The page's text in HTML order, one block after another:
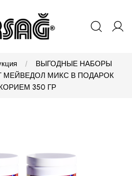
ВЫГОДНЫЕ НАБОРЫ
МЕЙВЕДОЛ МИКС В ПОДАРОК
350 ГР